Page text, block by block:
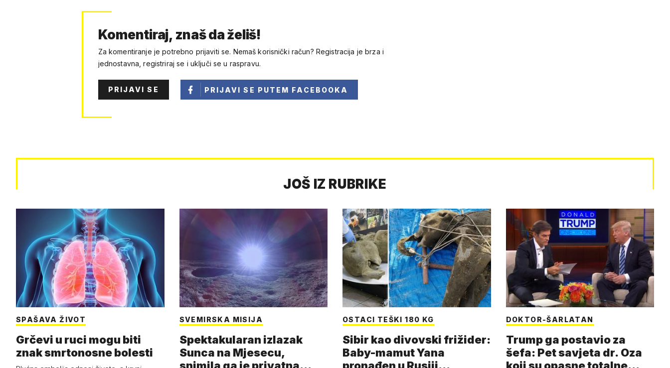
Komentiraj, znaš da želiš!
Za komentiranje je potrebno prijaviti se. Nemaš korisnički račun? Registracija je brza i
jednostavna, registriraj se i uključi se u raspravu.
PRIJAVI SE PRIJAVI SE PUTEM FACEBOOKA
JOŠ IZ RUBRIKE
SPAŠAVA ŽIVOT
Grčevi u ruci mogu biti
znak smrtonosne bolesti
SVEMIRSKA MISIJA
Spektakularan izlazak
Sunca na Mjesecu,
OSTACI TEŠKI 180 KG
Sibir kao divovski frižider:
Baby-mamut Yana
DOKTOR-ŠARLATAN
Trump ga postavio za
šefa: Pet savjeta dr. Oza